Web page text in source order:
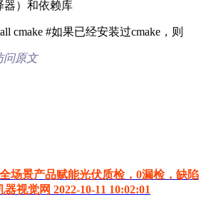
器）和依赖库
cmake #如果已经安装过cmake，则
问原文
场景产品赋能光伏质检，0漏检，缺陷
视觉网 2022-10-11 10:02:01